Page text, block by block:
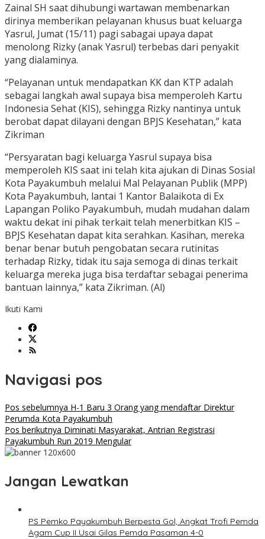
Zainal SH saat dihubungi wartawan membenarkan
dirinya memberikan pelayanan khusus buat keluarga
Yasrul, Jumat (15/11) pagi sabagai upaya dapat
menolong Rizky (anak Yasrul) terbebas dari penyakit
yang dialaminya.
“Pelayanan untuk mendapatkan KK dan KTP adalah
sebagai langkah awal supaya bisa memperoleh Kartu
Indonesia Sehat (KIS), sehingga Rizky nantinya untuk
berobat dapat dilayani dengan BPJS Kesehatan,” kata
Zikriman
“Persyaratan bagi keluarga Yasrul supaya bisa
memperoleh KIS saat ini telah kita ajukan di Dinas Sosial
Kota Payakumbuh melalui Mal Pelayanan Publik (MPP)
Kota Payakumbuh, lantai 1 Kantor Balaikota di Ex
Lapangan Poliko Payakumbuh, mudah mudahan dalam
waktu dekat ini pihak terkait telah menerbitkan KIS –
BPJS Kesehatan dapat kita serahkan. Kasihan, mereka
benar benar butuh pengobatan secara rutinitas
terhadap Rizky, tidak itu saja semoga di dinas terkait
keluarga mereka juga bisa terdaftar sebagai penerima
bantuan lainnya,” kata Zikriman. (Al)
Ikuti Kami
Navigasi pos
Pos sebelumnya H-1 Baru 3 Orang yang mendaftar Direktur
Perumda Kota Payakumbuh
Pos berikutnya Diminati Masyarakat, Antrian Registrasi
Payakumbuh Run 2019 Mengular
Jangan Lewatkan
PS Pemko Payakumbuh Berpesta Gol, Angkat Trofi Pemda
Agam Cup II Usai Gilas Pemda Pasaman 4-0